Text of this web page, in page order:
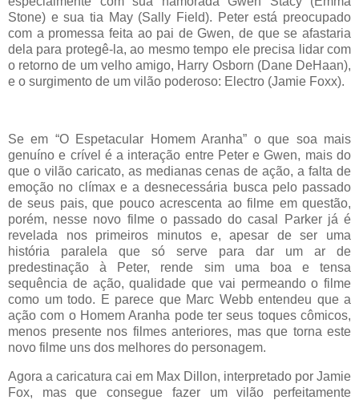
Stone) e sua tia May (Sally Field). Peter está preocupado
com a promessa feita ao pai de Gwen, de que se afastaria
dela para protegê-la, ao mesmo tempo ele precisa lidar com
o retorno de um velho amigo, Harry Osborn (Dane DeHaan),
e o surgimento de um vilão poderoso: Electro (Jamie Foxx).
Se em “O Espetacular Homem Aranha” o que soa mais
genuíno e crível é a interação entre Peter e Gwen, mais do
que o vilão caricato, as medianas cenas de ação, a falta de
emoção no clímax e a desnecessária busca pelo passado
de seus pais, que pouco acrescenta ao filme em questão,
porém, nesse novo filme o passado do casal Parker já é
revelada nos primeiros minutos e, apesar de ser uma
história paralela que só serve para dar um ar de
predestinação à Peter, rende sim uma boa e tensa
sequência de ação, qualidade que vai permeando o filme
como um todo. E parece que Marc Webb entendeu que a
ação com o Homem Aranha pode ter seus toques cômicos,
menos presente nos filmes anteriores, mas que torna este
novo filme uns dos melhores do personagem.
Agora a caricatura cai em Max Dillon, interpretado por Jamie
Fox, mas que consegue fazer um vilão perfeitamente